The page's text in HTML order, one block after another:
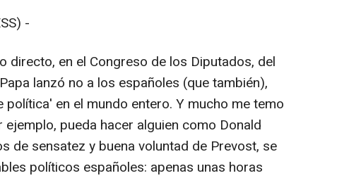
-
directo, en el Congreso de los Diputados, del
lanzó no a los españoles (que también),
política' en el mundo entero. Y mucho me temo
pueda hacer alguien como Donald
de sensatez y buena voluntad de Prevost, se
políticos españoles: apenas unas horas